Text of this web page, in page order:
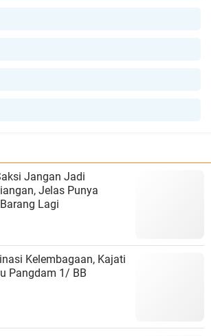
Jangan Jadi
Jelas Punya
Lagi
Kelembagaan, Kajati
Pangdam 1/ BB